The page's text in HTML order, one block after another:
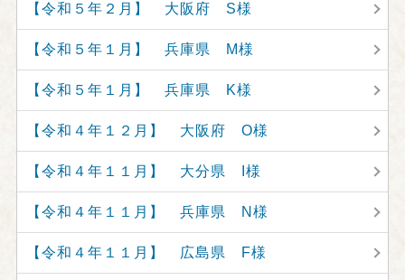
【令和５年２月】 大阪府 S様
【令和５年１月】 兵庫県 M様
【令和５年１月】 兵庫県 K様
【令和４年１２月】 大阪府 O様
【令和４年１１月】 大分県 I様
【令和４年１１月】 兵庫県 N様
【令和４年１１月】 広島県 F様